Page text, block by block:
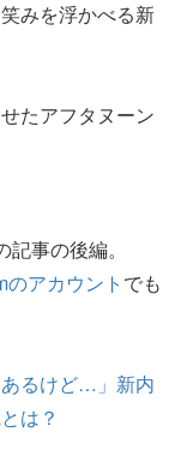
みを浮かべる新
たアフタヌーン
事の後編。
のアカウント でも
あるけど…」新内
は？